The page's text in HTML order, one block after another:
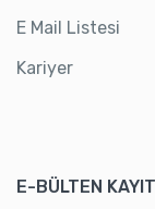
E Mail Listesi
Kariyer
E-BÜLTEN KAYIT